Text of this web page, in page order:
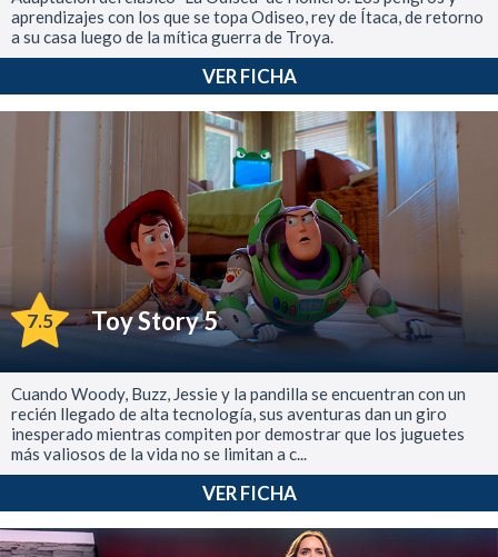
aprendizajes con los que se topa Odiseo, rey de Ítaca, de retorno
a su casa luego de la mítica guerra de Troya.
VER FICHA
7.5 Toy Story 5
Cuando Woody, Buzz, Jessie y la pandilla se encuentran con un
recién llegado de alta tecnología, sus aventuras dan un giro
inesperado mientras compiten por demostrar que los juguetes
más valiosos de la vida no se limitan a c...
VER FICHA